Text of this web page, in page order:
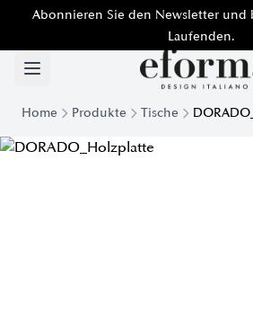
Abonnieren Sie den Newsletter und
Laufenden.
Home Produkte Tische
Dorado moderne Tischplatte Holz |